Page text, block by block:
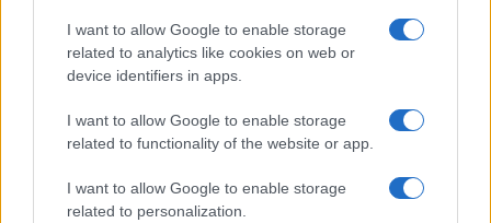
I want to allow Google to enable storage
related to analytics like cookies on web or
device identifiers in apps.
I want to allow Google to enable storage
related to functionality of the website or app.
I want to allow Google to enable storage
related to personalization.
Eureka Bridged PAX
Gold (Terra
$4,187.30
(KBTC)